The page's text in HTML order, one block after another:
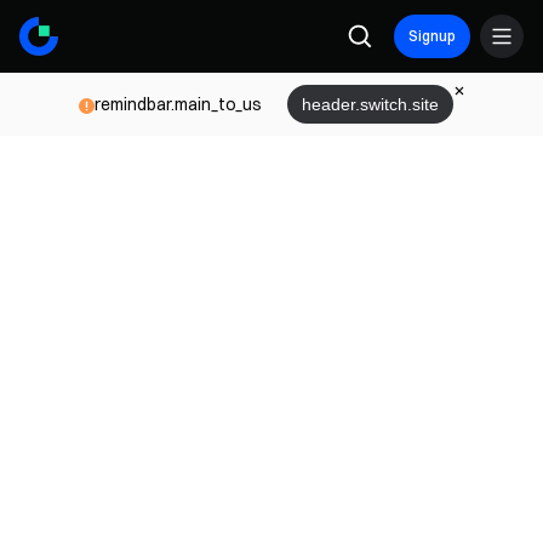
Signup
remindbar.main_to_us header.switch.site